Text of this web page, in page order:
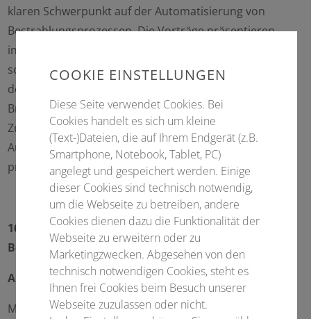
klaren Schwerpunkt auf der Automatisierung von
Bestrahlungsprozessen. Die Vorträge präsentieren
innovative Ansätze wie agentische Automatisierung
sowie radiobiologisch basierte Frameworks und zeigen
deren Anwendung in klinischen Szenarien wie dem
Bronchial- und Prostatakarzinom auf. Ziel ist es, die
Zukunftsfähigkeit und Machbarkeit moderner
Autoplanning-Systeme für eine effizientere und
präzisere klinische Praxis zu diskutieren.
16.00 Uhr bis 18.00 Uhr
Belichtungsautomatik bei Spezialsystemen
Ablauf
Moderation: Kerstin Jungnickel
COOKIE EINSTELLUNGEN
Diese Seite verwendet Cookies. Bei
Cookies handelt es sich um kleine
(Text-)Dateien, die auf Ihrem Endgerät (z.B.
Smartphone, Notebook, Tablet, PC)
angelegt und gespeichert werden. Einige
dieser Cookies sind technisch notwendig,
um die Webseite zu betreiben, andere
Cookies dienen dazu die Funktionalität der
Webseite zu erweitern oder zu
Marketingzwecken. Abgesehen von den
technisch notwendigen Cookies, steht es
Ihnen frei Cookies beim Besuch unserer
Webseite zuzulassen oder nicht.